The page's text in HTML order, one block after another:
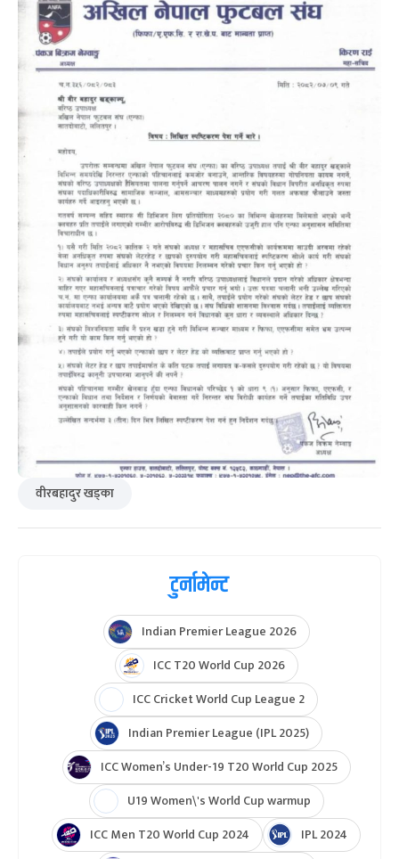
वीरबहादुर खड्का
टुर्नामेन्ट
Indian Premier League 2026
ICC T20 World Cup 2026
ICC Cricket World Cup League 2
Indian Premier League (IPL 2025)
ICC Women’s Under-19 T20 World Cup 2025
U19 Women\'s World Cup warmup
ICC Men T20 World Cup 2024
IPL 2024